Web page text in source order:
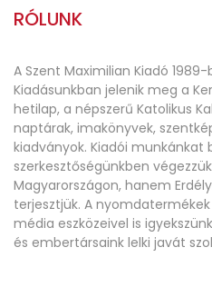
RÓLUNK
A Szent Maximilian Kiadó
Kiadásunkban jelenik meg a
hetilap, a népszerű Katolikus
naptárak, imakönyvek,
kiadványok. Kiadói munkánkat
szerkesztőségünkben
Magyarországon, hanem
terjesztjük. A
média eszközeivel is
és embertársaink lelki javát